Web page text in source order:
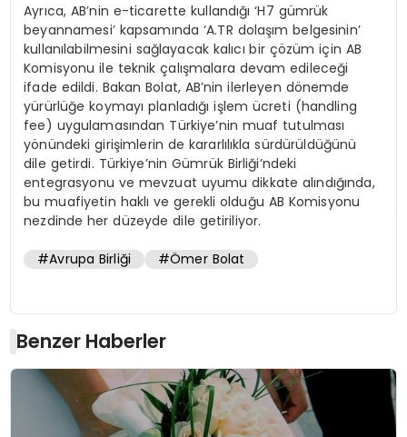
Ayrıca, AB’nin e-ticarette kullandığı ‘H7 gümrük
beyannamesi’ kapsamında ‘A.TR dolaşım belgesinin’
kullanılabilmesini sağlayacak kalıcı bir çözüm için AB
Komisyonu ile teknik çalışmalara devam edileceği
ifade edildi. Bakan Bolat, AB’nin ilerleyen dönemde
yürürlüğe koymayı planladığı işlem ücreti (handling
fee) uygulamasından Türkiye’nin muaf tutulması
yönündeki girişimlerin de kararlılıkla sürdürüldüğünü
dile getirdi. Türkiye’nin Gümrük Birliği’ndeki
entegrasyonu ve mevzuat uyumu dikkate alındığında,
bu muafiyetin haklı ve gerekli olduğu AB Komisyonu
nezdinde her düzeyde dile getiriliyor.
#Avrupa Birliği #Ömer Bolat
Benzer Haberler